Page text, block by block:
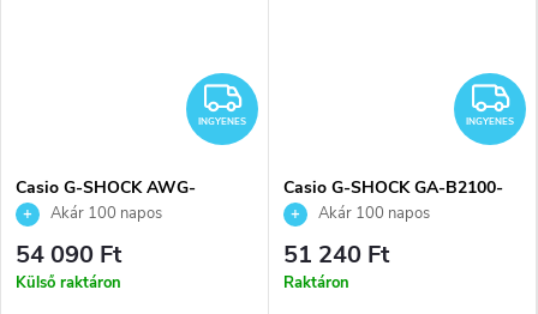
INGYENES
INGYENES
Casio G-SHOCK AWG-
M100A-1AER karóra
Akár 100 napos
visszaküldési lehetőség. Hivatalos
márkakereskedő.
54 090 Ft
Külső raktáron
INGYENES
Casio G-SHOCK GA-B2100-
1AER karóra
Akár 100 napos
visszaküldési lehetőség. Hivatalos
márkakereskedő.
51 240 Ft
Raktáron